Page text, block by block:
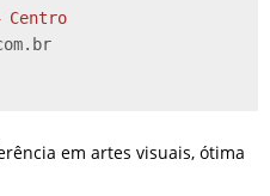
em artes visuais, ótima